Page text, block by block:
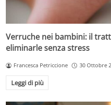
Verruche nei bambini: il
eliminarle senza stress
Francesca Petriccione 30 Ottobre
Leggi di più